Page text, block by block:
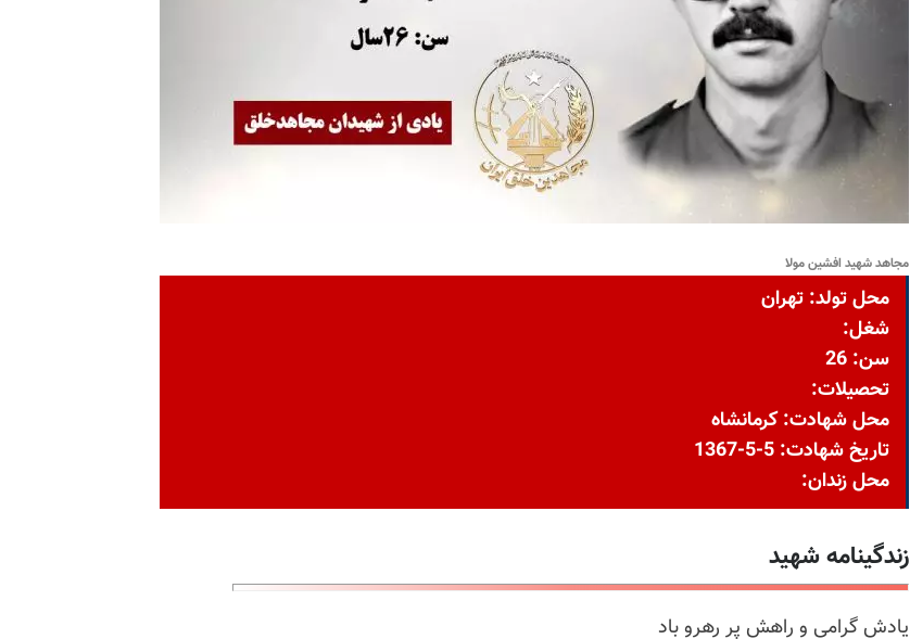
مجاهد شهید افشین مولا
محل تولد: تهران
شغل:
سن: 26
تحصیلات:
محل شهادت: کرمانشاه
تاریخ شهادت: 5-5-1367
محل زندان:
زندگینامه شهید
یادش گرامی و راهش پر رهرو باد